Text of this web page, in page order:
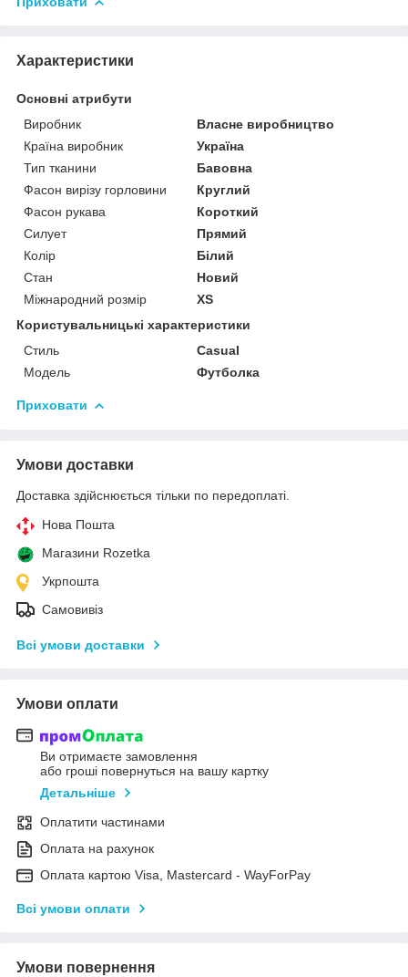
Характеристики
Основні атрибути
Виробник
Власне виробництво
Країна виробник
Україна
Тип тканини
Бавовна
Фасон вирізу горловини
Круглий
Фасон рукава
Короткий
Силует
Прямий
Колір
Білий
Стан
Новий
Міжнародний розмір
XS
Користувальницькі характеристики
Стиль
Casual
Модель
Футболка
Приховати
Умови доставки
Доставка здійснюється тільки по передоплаті.
Нова Пошта
Магазини Rozetka
Укрпошта
Самовивіз
Всі умови доставки
Умови оплати
Ви отримаєте замовлення
або гроші повернуться на вашу картку
Детальніше
Оплатити частинами
Оплата на рахунок
Оплата картою Visa, Mastercard - WayForPay
Всі умови оплати
Умови повернення